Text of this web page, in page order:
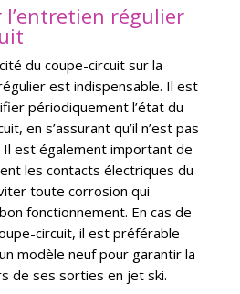
l’entretien régulier
du coupe-circuit sur la
est indispensable. Il est
périodiquement l’état du
en s’assurant qu’il n’est pas
Il est également important de
les contacts électriques du
toute corrosion qui
fonctionnement. En cas de
circuit, il est préférable
modèle neuf pour garantir la
de ses sorties en jet ski.